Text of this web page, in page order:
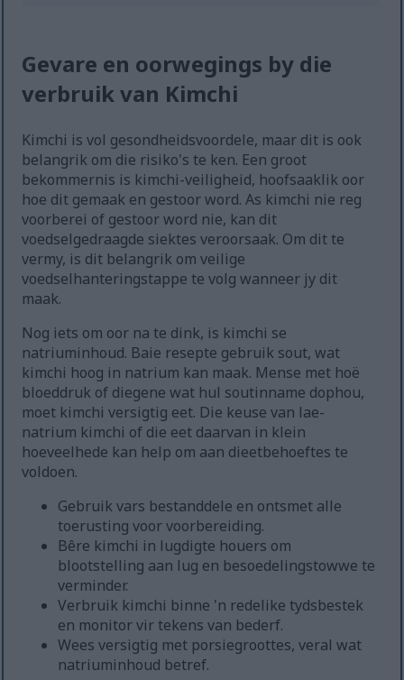
Gevare en oorwegings by die
verbruik van Kimchi
Kimchi is vol gesondheidsvoordele, maar dit is ook
belangrik om die risiko's te ken. Een groot
bekommernis is kimchi-veiligheid, hoofsaaklik oor
hoe dit gemaak en gestoor word. As kimchi nie reg
voorberei of gestoor word nie, kan dit
voedselgedraagde siektes veroorsaak. Om dit te
vermy, is dit belangrik om veilige
voedselhanteringstappe te volg wanneer jy dit
maak.
Nog iets om oor na te dink, is kimchi se
natriuminhoud. Baie resepte gebruik sout, wat
kimchi hoog in natrium kan maak. Mense met hoë
bloeddruk of diegene wat hul soutinname dophou,
moet kimchi versigtig eet. Die keuse van lae-
natrium kimchi of die eet daarvan in klein
hoeveelhede kan help om aan dieetbehoeftes te
voldoen.
Gebruik vars bestanddele en ontsmet alle
toerusting voor voorbereiding.
Bêre kimchi in lugdigte houers om
blootstelling aan lug en besoedelingstowwe te
verminder.
Verbruik kimchi binne 'n redelike tydsbestek
en monitor vir tekens van bederf.
Wees versigtig met porsiegroottes, veral wat
natriuminhoud betref.